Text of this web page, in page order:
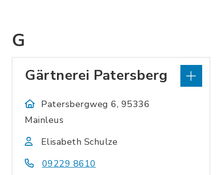
G
Gärtnerei Patersberg
Patersbergweg 6, 95336
Mainleus
Elisabeth Schulze
09229 8610